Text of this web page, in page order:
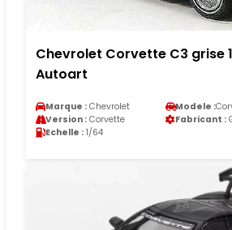
Chevrolet Corvette C3 grise
Autoart
Marque : Chevrolet Modele :
Version : Corvette Fabricant :
Echelle : 1/64